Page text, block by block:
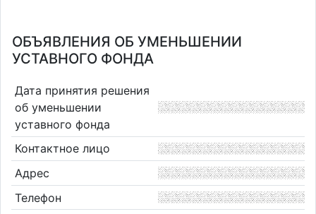
ОБЪЯВЛЕНИЯ ОБ УМЕНЬШЕНИИ
УСТАВНОГО ФОНДА
Дата принятия решения
об уменьшении
уставного фонда
Контактное лицо
Адрес
Телефон